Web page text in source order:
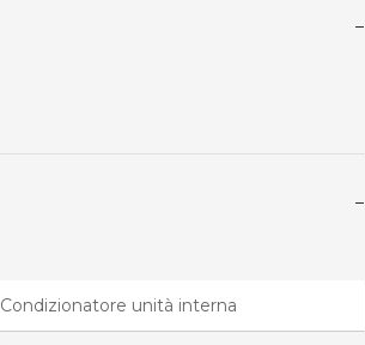
−
−
Condizionatore unità interna